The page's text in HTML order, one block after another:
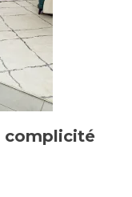
complicité